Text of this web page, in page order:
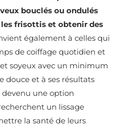
bouclés ou ondulés
frisottis et obtenir des
également à celles qui
de coiffage quotidien et
soyeux avec un minimum
douce et à ses résultats
devenu une option
un lissage
la santé de leurs